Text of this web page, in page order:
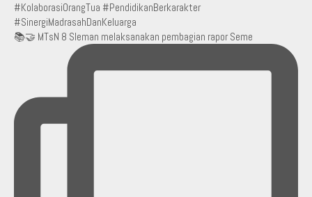
📚🤝 MTsN 8 Sleman melaksanakan pembagian rapor Seme